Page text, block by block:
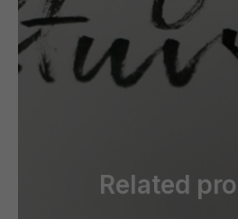
Related